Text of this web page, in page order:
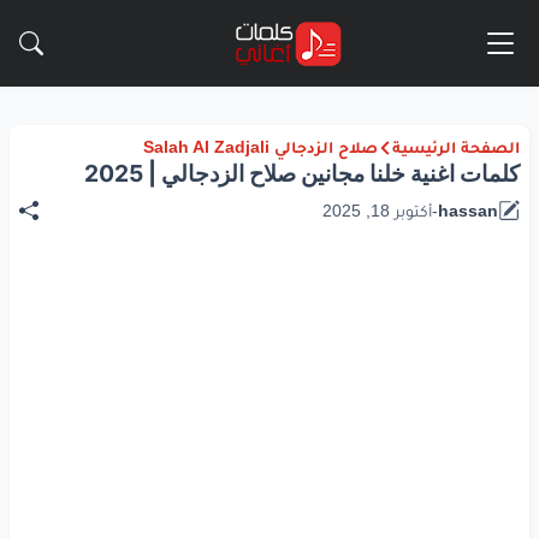
الصفحة الرئيسية صلاح الزدجالي Salah Al Zadjali
كلمات اغنية خلنا مجانين صلاح الزدجالي | 2025
hassan
-أكتوبر 18, 2025